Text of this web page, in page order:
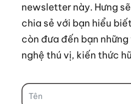
newsletter này. Hưng
chia sẻ với bạn hiểu
còn đưa đến bạn
nghệ thú vị, kiến thức